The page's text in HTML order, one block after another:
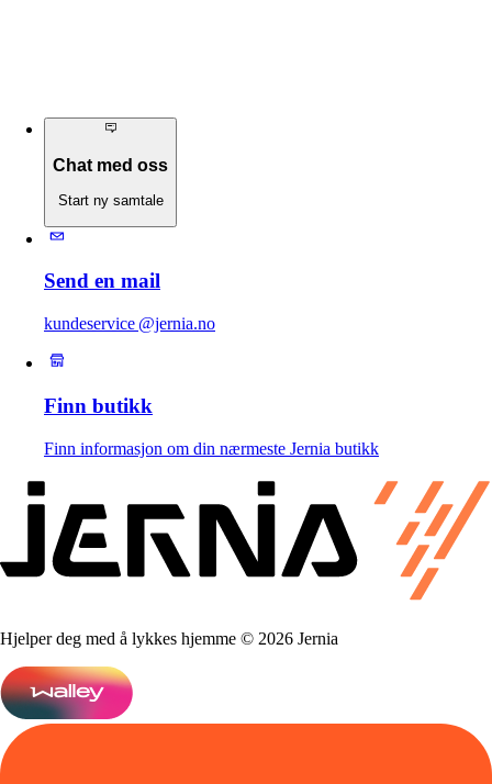
Chat med oss
Start ny samtale
Send en mail
kundeservice @jernia.no
Finn butikk
Finn informasjon om din nærmeste Jernia butikk
Hjelper deg med å lykkes hjemme © 2026 Jernia